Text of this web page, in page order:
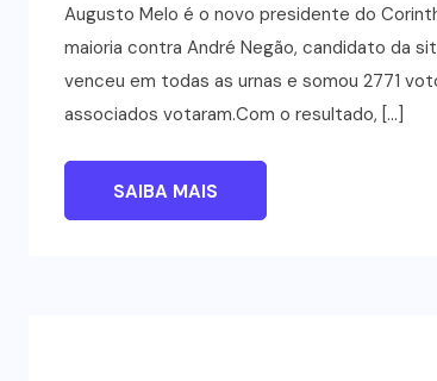
Augusto Melo é o novo presidente do
maioria contra André Negão, candidato da
venceu em todas as urnas e somou 2771
associados votaram.Com o resultado, […]
SAIBA MAIS